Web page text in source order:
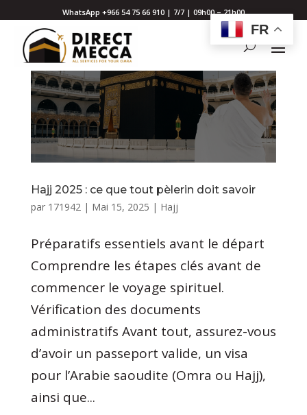
WhatsApp +966 54 75 66 910 | 7/7 | 09h00 – 21h00
Hajj 2025 : ce que tout pèlerin doit savoir
par 171942| Mai 15, 2025 | Hajj
Préparatifs essentiels avant le départ
Comprendre les étapes clés avant de
commencer le voyage spirituel.
Vérification des documents
administratifs Avant tout, assurez-vous
d’avoir un passeport valide, un visa
pour l’Arabie saoudite (Omra ou Hajj),
ainsi que...
FR